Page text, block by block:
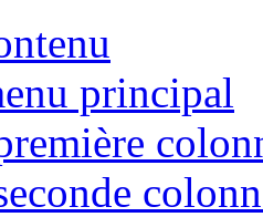
principal